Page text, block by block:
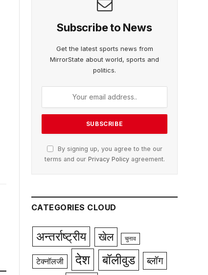
Subscribe to News
Get the latest sports news from
MirrorState about world, sports and
politics.
By signing up, you agree to the our
terms and our Privacy Policyagreement.
CATEGORIES CLOUD
अन्तर्राष्ट्रीय खेल चुनाव
टेक्नॉलजी देश बॉलीवुड ब्लॉग